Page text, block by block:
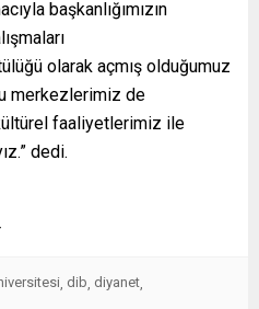
başkanlığımızın
olarak açmış olduğumuz
merkezlerimiz de
faaliyetlerimiz ile
dedi.
dib diyanet